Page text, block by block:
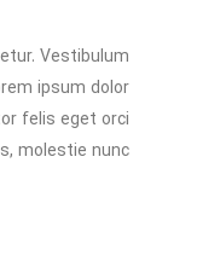
Vestibulum
ipsum dolor
felis eget orci
molestie nunc.